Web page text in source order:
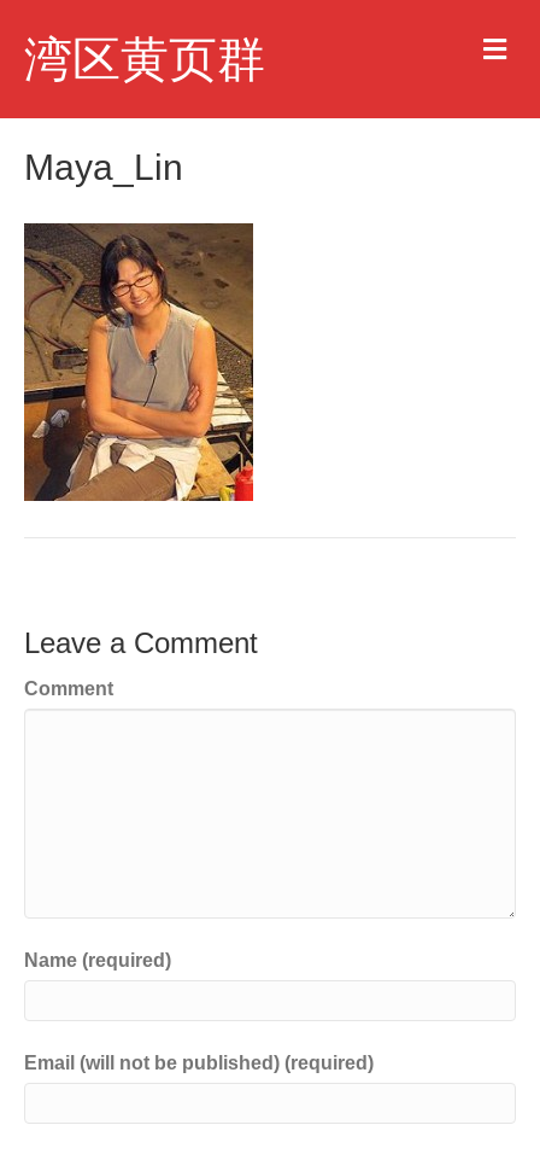
湾区黄页群 M
e
u
Maya_Lin
Leave a Comment
Comment
Name (required)
Email (will not be published) (required)